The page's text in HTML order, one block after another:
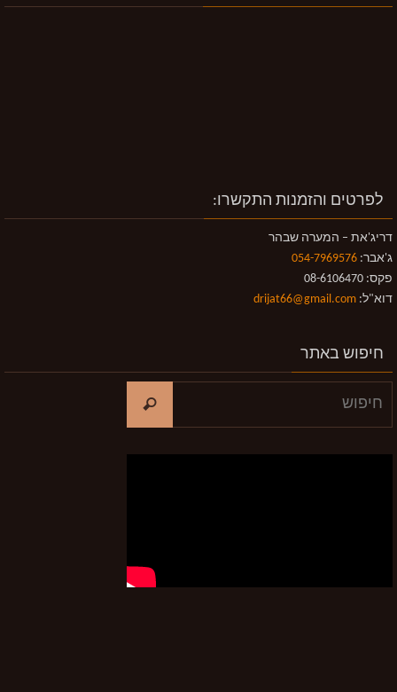
לפרטים והזמנות התקשרו:
דריג'את – המערה שבהר
ג'אבר: 054-7969576
פקס: 08-6106470
דוא"ל: drijat66@gmail.com
חיפוש באתר